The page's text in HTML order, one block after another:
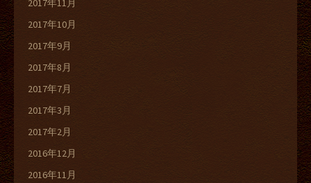
2017年11月
2017年10月
2017年9月
2017年8月
2017年7月
2017年3月
2017年2月
2016年12月
2016年11月